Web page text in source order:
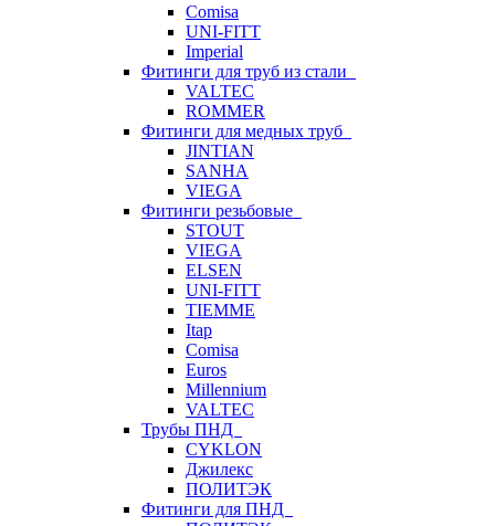
Comisa
UNI-FITT
Imperial
Фитинги для труб из стали
VALTEC
ROMMER
Фитинги для медных труб
JINTIAN
SANHA
VIEGA
Фитинги резьбовые
STOUT
VIEGA
ELSEN
UNI-FITT
TIEMME
Itap
Comisa
Euros
Millennium
VALTEC
Трубы ПНД
CYKLON
Джилекс
ПОЛИТЭК
Фитинги для ПНД